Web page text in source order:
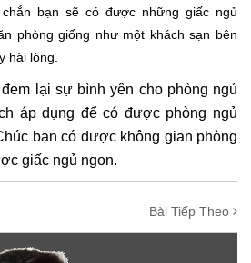
bạn sẽ có được những giấc ngủ
phòng giống như một khách sạn bên
hài lòng.
lại sự bình yên cho phòng ngủ
áp dụng để có được phòng ngủ
bạn có được không gian phòng
giấc ngủ ngon.
Bài Tiếp Theo